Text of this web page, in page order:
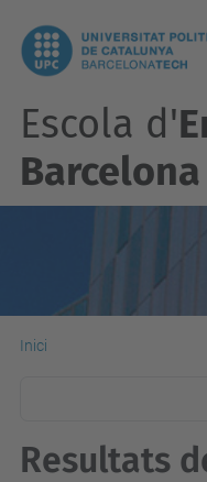
Escola d'
Inici
Resultats